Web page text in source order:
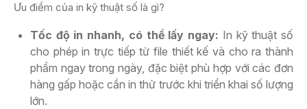
Ưu điểm của in kỹ thuật số là gì?
Tốc độ in nhanh, có thể lấy ngay: In kỹ thuật số
cho phép in trực tiếp từ file thiết kế và cho ra thành
phẩm ngay trong ngày, đặc biệt phù hợp với các đơn
hàng gấp hoặc cần in thử trước khi triển khai số lượng
lớn.